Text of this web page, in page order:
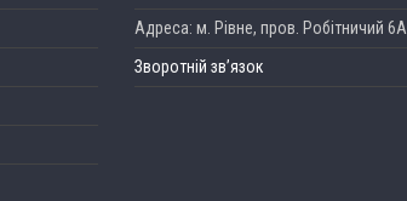
Адреса: м. Рівне, пров. Робітничий 6А
Зворотній зв’язок